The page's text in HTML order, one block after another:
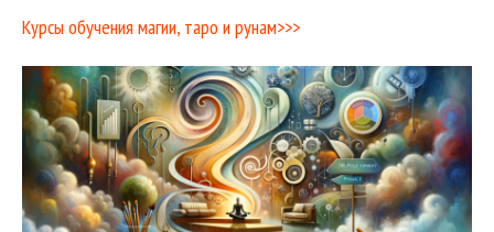
Курсы обучения магии, таро и рунам>>>